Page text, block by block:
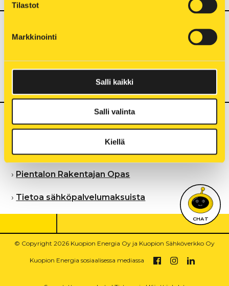
Tilastot
Markkinointi
Salli kaikki
Salli valinta
Kiellä
Sähköt työmaalle tai tilapäiseen
kohteeseen – tilaus/purku
Aloita tästä tunnistautumalla
Hyödyllistä tietoa ja ohjeita:
›Tilapäissähköt – Tekninen ohje
› Pientalon Rakentajan Opas
› Tietoa sähköpalvelumaksuista
© Copyright 2026 Kuopion Energia Oy ja Kuopion Sähköverkko Oy
Kuopion Energia sosiaalisessa mediassa
CHAT